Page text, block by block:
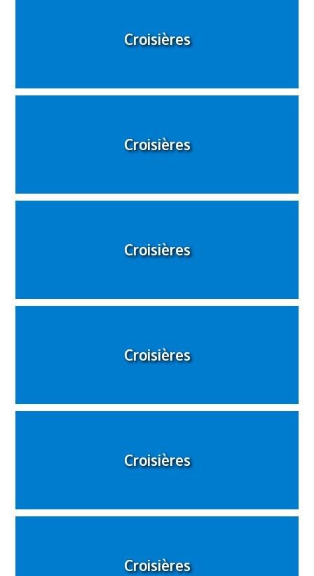
Croisières
Croisières
Croisières
Croisières
Croisières
Croisières